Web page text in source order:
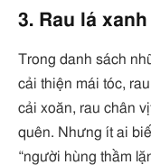
3. Rau lá
Trong danh sách
cải thiện mái tóc,
cải xoăn, rau chân
quên. Nhưng ít ai
“người hùng thầm